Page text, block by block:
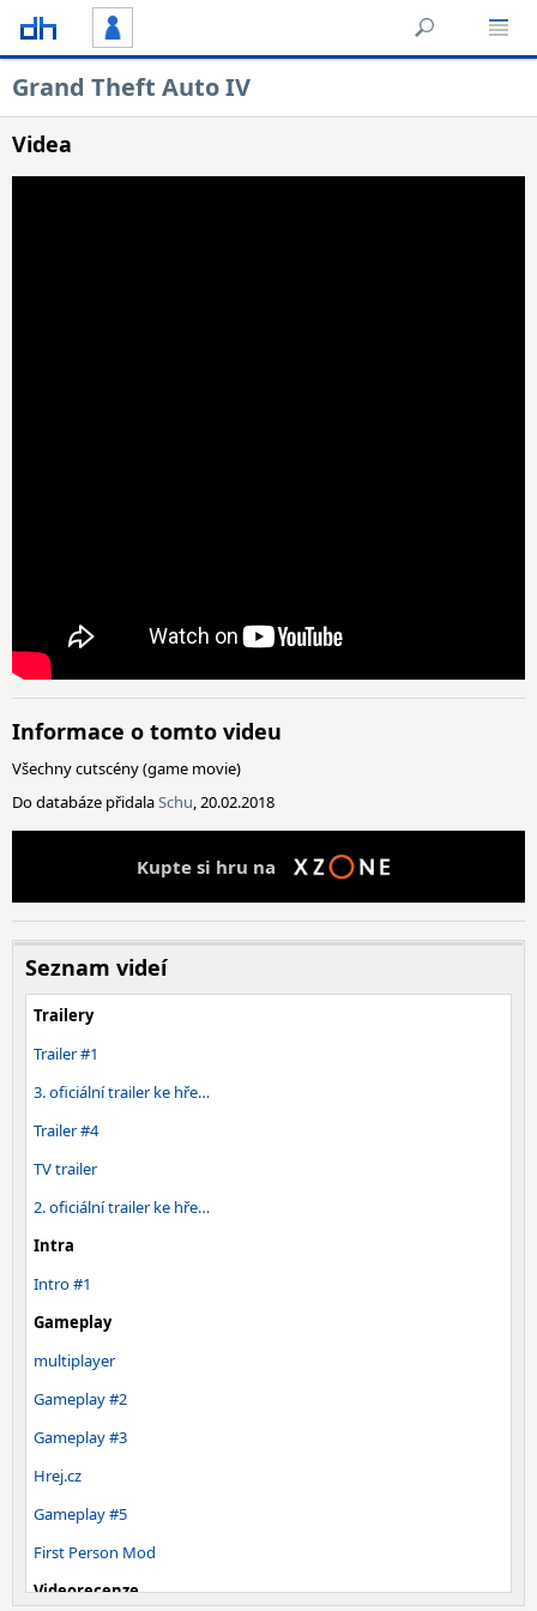
Grand Theft Auto IV
Videa
Informace o tomto videu
Všechny cutscény (game movie)
Do databáze přidalaSchu, 20.02.2018
Kupte si hru na
Seznam videí
Trailery
Trailer #1
3. oficiální trailer ke hře…
Trailer #4
TV trailer
2. oficiální trailer ke hře…
Intra
Intro #1
Gameplay
multiplayer
Gameplay #2
Gameplay #3
Hrej.cz
Gameplay #5
First Person Mod
Videorecenze